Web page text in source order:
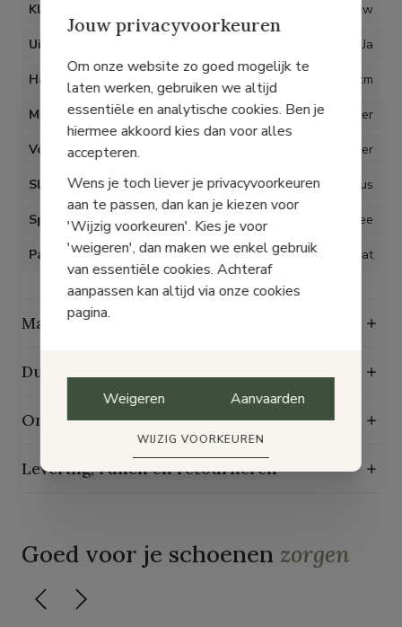
Kleur Blauw
Uitneembare inlegzolen Ja
Hak 3 cm
Materiaal Leder
Voering Leder
Sluiting Lus
Speciaal voor Hallux Valgus Nee
Pasvorm Op maat
Maattabel
Duurzaamheidskenmerken
Onderhoudsgids
Levering, ruilen en retourneren
Goed voor je schoenen zorgen
Jouw privacyvoorkeuren
Om onze website zo goed mogelijk te
laten werken, gebruiken we altijd
essentiële en analytische cookies. Ben je
hiermee akkoord kies dan voor alles
accepteren.
Wens je toch liever je privacyvoorkeuren
aan te passen, dan kan je kiezen voor
'Wijzig voorkeuren'. Kies je voor
'weigeren', dan maken we enkel gebruik
van essentiële cookies. Achteraf
aanpassen kan altijd via onze cookies
pagina.
Weigeren Aanvaarden
WIJZIG VOORKEUREN